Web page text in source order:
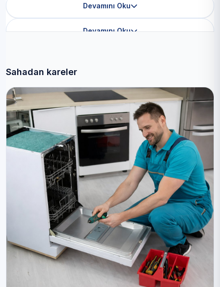
Devamını Oku
Devamını Oku
Sahadan kareler